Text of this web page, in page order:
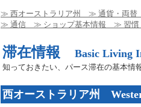
≫ 西オーストラリア州 ≫ 通貨・両
≫ 通信 ≫ ショップ基本情報 ≫ 習
滞在情報 Basic Living
知っておきたい、パース滞在の基本情
西オーストラリア州